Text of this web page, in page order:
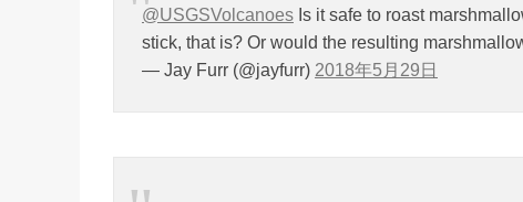
@USGSVolcanoes Is it safe to roast
stick, that is? Or would the resulting
— Jay Furr (@jayfurr) 2018年5月29日